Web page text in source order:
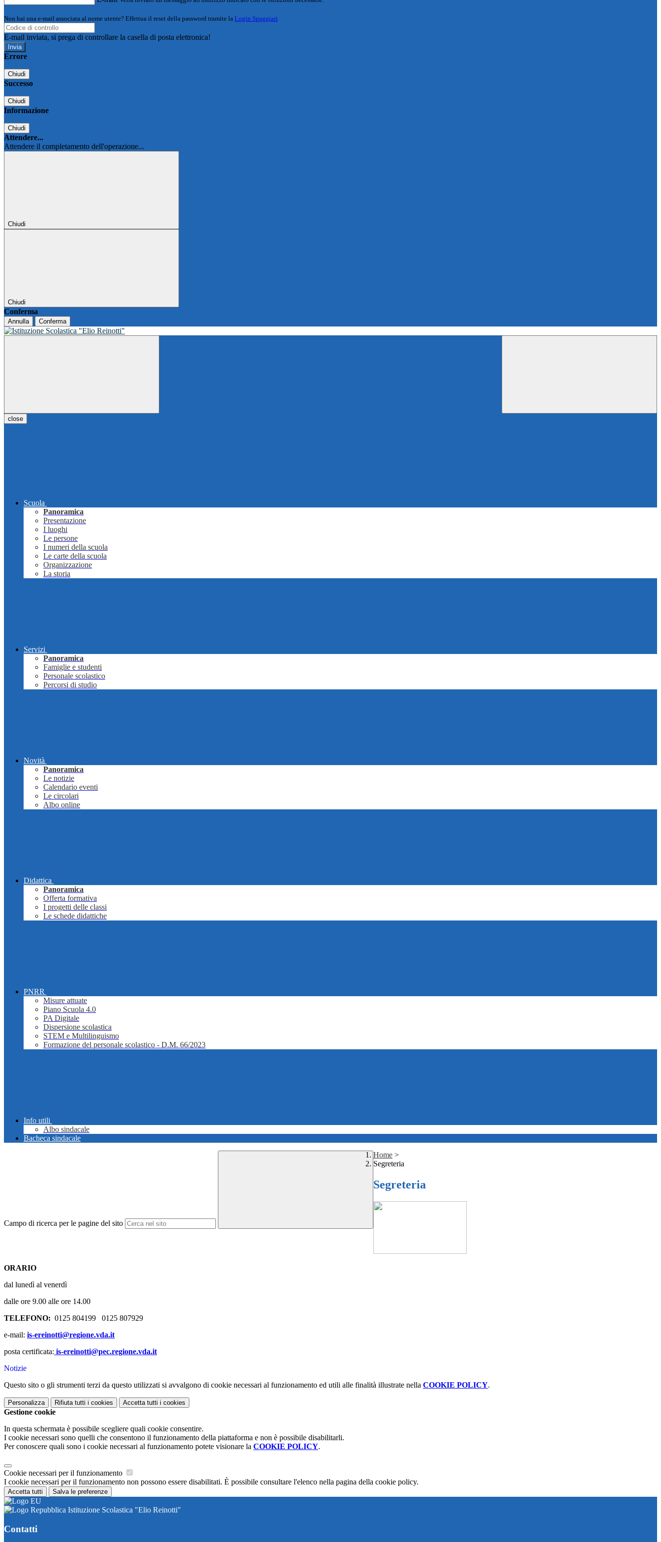
Non hai una e-mail associata al nome utente? Effettua il reset della password tramite la Login Spaggiari
E-mail inviata, si prega di controllare la casella di posta elettronica!
Errore
Chiudi
Successo
Chiudi
Informazione
Chiudi
Attendere...
Attendere il completamento dell'operazione...
Chiudi
Chiudi
Conferma
Annulla Conferma
close
Scuola
Panoramica
Presentazione
I luoghi
Le persone
I numeri della scuola
Le carte della scuola
Organizzazione
La storia
Servizi
Panoramica
Famiglie e studenti
Personale scolastico
Percorsi di studio
Novità
Panoramica
Le notizie
Calendario eventi
Le circolari
Albo online
Didattica
Panoramica
Offerta formativa
I progetti delle classi
Le schede didattiche
PNRR
Misure attuate
Piano Scuola 4.0
PA Digitale
Dispersione scolastica
STEM e Multilinguismo
Formazione del personale scolastico - D.M. 66/2023
Info utili
Albo sindacale
Bacheca sindacale
Campo di ricerca per le pagine del sito
Home >
Segreteria
Segreteria
ORARIO
dal lunedì al venerdì
dalle ore 9.00 alle ore 14.00
TELEFONO: 0125 804199 0125 807929
e-mail: is-ereinotti@regione.vda.it
posta certificata: is-ereinotti@pec.regione.vda.it
Notizie
Questo sito o gli strumenti terzi da questo utilizzati si avvalgono di cookie necessari al funzionamento ed utili alle finalità illustrate nella COOKIE POLICY.
Personalizza Rifiuta tutti i cookies Accetta tutti i cookies
Gestione cookie
In questa schermata è possibile scegliere quali cookie consentire.
I cookie necessari sono quelli che consentono il funzionamento della piattaforma e non è possibile disabilitarli.
Per conoscere quali sono i cookie necessari al funzionamento potete visionare la COOKIE POLICY.
Cookie necessari per il funzionamento
I cookie necessari per il funzionamento non possono essere disabilitati. È possibile consultare l'elenco nella pagina della cookie policy.
Accetta tutti Salva le preferenze
Istituzione Scolastica "Elio Reinotti"
Contatti